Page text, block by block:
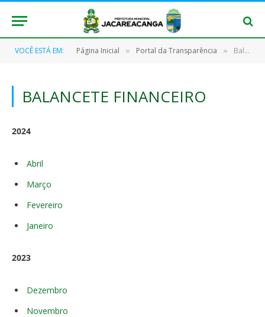
VOCÊ ESTÁ EM: Página Inicial » Portal da Transparência » Balancete Financeiro
BALANCETE FINANCEIRO
2024
Abril
Março
Fevereiro
Janeiro
2023
Dezembro
Novembro